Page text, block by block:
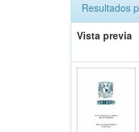
Resultados
Vista previa